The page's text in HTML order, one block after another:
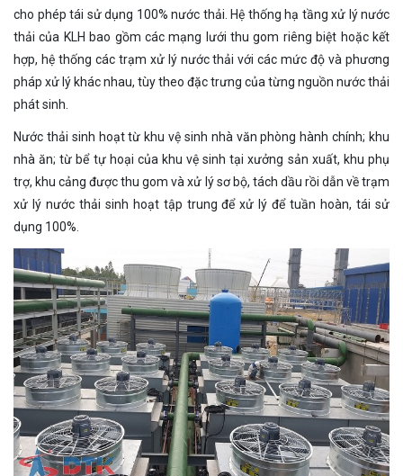
cho phép tái sử dụng 100% nước thải. Hệ thống hạ tầng xử lý nước
thải của KLH bao gồm các mạng lưới thu gom riêng biệt hoặc kết
hợp, hệ thống các trạm xử lý nước thải với các mức độ và phương
pháp xử lý khác nhau, tùy theo đặc trưng của từng nguồn nước thải
phát sinh.
Nước thải sinh hoạt từ khu vệ sinh nhà văn phòng hành chính; khu
nhà ăn; từ bể tự hoại của khu vệ sinh tại xưởng sản xuất, khu phụ
trợ, khu cảng được thu gom và xử lý sơ bộ, tách dầu rồi dẫn về trạm
xử lý nước thải sinh hoạt tập trung để xử lý để tuần hoàn, tái sử
dụng 100%.